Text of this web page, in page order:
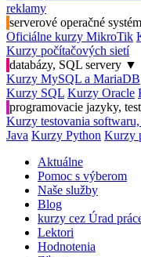
reklamy
serverové operačné
Oficiálne kurzy MikroTik
Kurzy počítačových sietí
databázy, SQL servery ▼
Kurzy MySQL a MariaDB
Kurzy SQL Kurzy Oracle
programovacie jazyky,
Kurzy testovania
Java Kurzy Python Kurzy
Aktuálne
Pomoc s výberom
Naše služby
Blog
kurzy cez Úrad
Lektori
Hodnotenia